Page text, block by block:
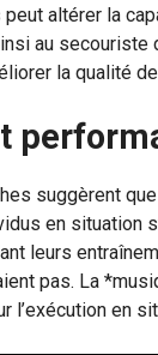
peut altérer la
au
la qualité
suggèrent
en situation
leurs
pas. La
l’exécution en